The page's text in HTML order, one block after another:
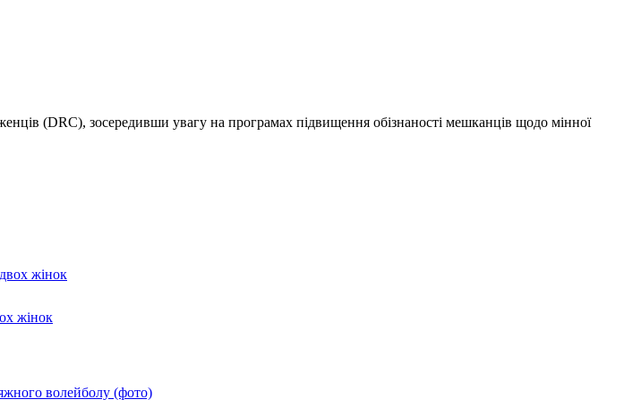
(DRC), зосередивши увагу на програмах підвищення обізнаності мешканців щодо мінної
жінок